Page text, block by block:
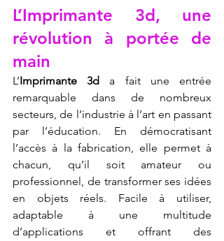
L’Imprimante 3d, une
révolution à portée de
main
L’Imprimante 3d
a fait une entrée
remarquable dans de nombreux
secteurs, de l’industrie à l’art en passant
par l’éducation. En démocratisant
l’accès à la fabrication, elle permet à
chacun, qu’il soit amateur ou
professionnel, de transformer ses idées
en objets réels. Facile à utiliser,
adaptable à une multitude
d’applications et offrant des